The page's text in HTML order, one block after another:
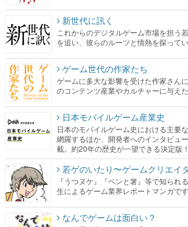
新世代に訊く
これからのデジタルゲーム市場を担う
を追い、彼らのルーツと情熱を探ってい
ゲーム世代の作家たち
ゲームに多大な影響を受けた作家さん
のコンテンツ産業やカルチャーに与え
日本モバイルゲーム産業史
日本のモバイルゲーム史における主要
網羅するほか、開発者へのインタビュ
載。約20年の歴史が一望できる決定版！
若ゲのいたり〜ゲームクリエイ
『うつヌケ』『ペンと箸』等で知られ
生によるゲーム業界レポートマンガです
なんでゲームは面白い？